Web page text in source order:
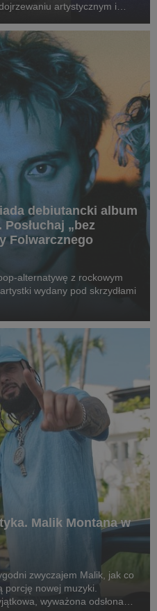
artystycznym i
debiutancki album
„bez
Folwarcznego
alternatywę z rockowym
wydany pod skrzydłami
Malik Montana w
zwyczajem Malik, jak co
nowej muzyki.
wyważona odsłona